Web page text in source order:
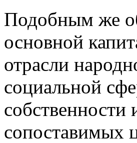
Подобным же
основной
отрасли
социальной
собственности
сопоставимых